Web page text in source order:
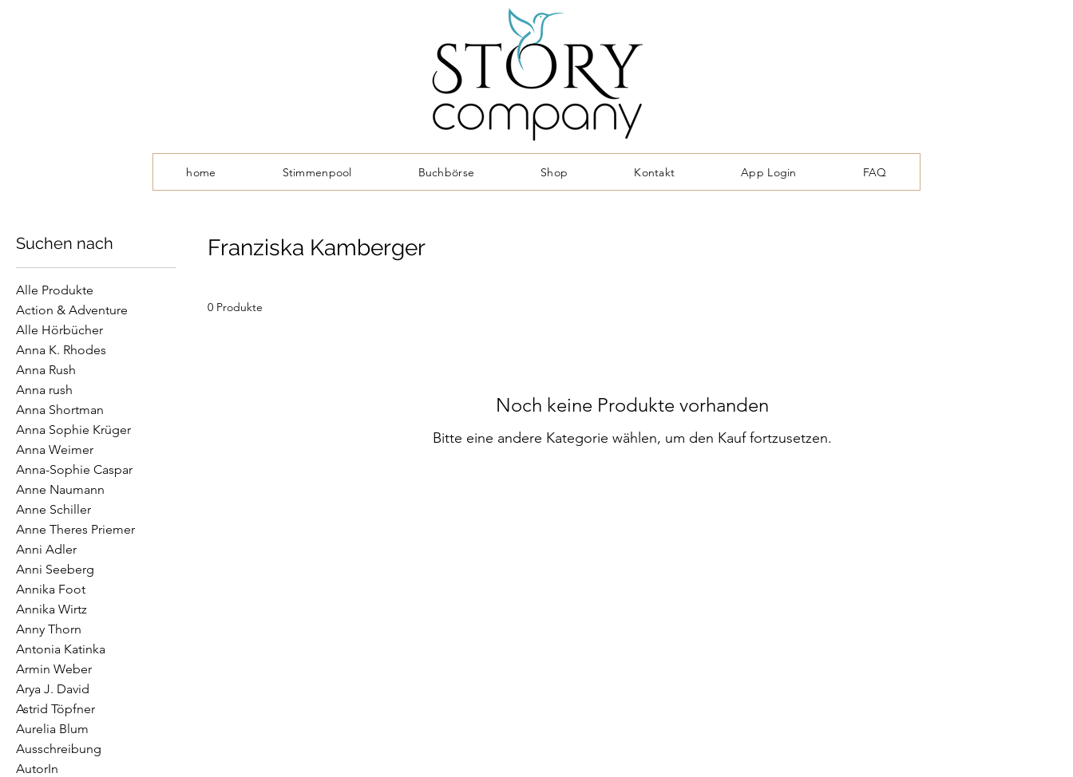
home Stimmenpool Buchbörse Shop Kontakt App Login FAQ
Suchen nach
Alle Produkte
Action & Adventure
Alle Hörbücher
Anna K. Rhodes
Anna Rush
Anna rush
Anna Shortman
Anna Sophie Krüger
Anna Weimer
Anna-Sophie Caspar
Anne Naumann
Anne Schiller
Anne Theres Priemer
Anni Adler
Anni Seeberg
Annika Foot
Annika Wirtz
Anny Thorn
Antonia Katinka
Armin Weber
Arya J. David
Astrid Töpfner
Aurelia Blum
Ausschreibung
AutorIn
Franziska Kamberger
0 Produkte
Noch keine Produkte vorhanden
Bitte eine andere Kategorie wählen, um den Kauf fortzusetzen.